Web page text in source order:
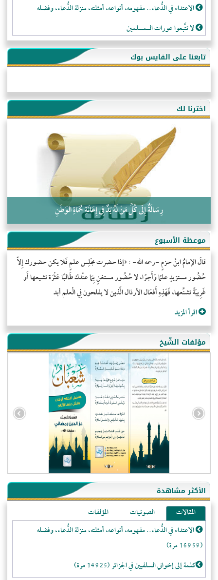
الاعتداء في الدُّعاء.. مفهومه، أنواعه، أمثلته، منزلة الدُّعاء، وفضله
لا تتَّبعوا عورات الـمسلمين
فقه النَّصيحة عند الصَّحابة الكرام رضي الله عنهم
لَا عِزَّةَ إِلَّا بِالإِسْلَامِ
هذه سبيلنا فماذا تنقمون؟!
أُسُـسُ بَـيْـتِ الـمُسْـلِمِ
التَّعْلِيمُ القُرْآنِي
كلمة إلى إخواني السلفيين في الجزائر
تابعنا على الفايس بوك
اخترنا لك
رِسَالَةٌ إِلَى كُلِّ مَنْ لَهُ يَدٌ فِي إِعَانَةِ حُمَاةِ الوَطَنِ
موعظة الأسبوع
قالَ الإمامُ ابنُ حزمٍ -رحمه الله- : «إذا حضرت مجْلِس علمٍ فَلا يكن حضورك إِلاّ
حُضُور مستزيدٍ علمًا وَأَجرًا، لا حُضُور مستغنٍ بِمَا عنْدك طَالبًا عَثْرَة تشيعها أَو
غَرِيبَةً تشنِّعها، فَهَذِهِ أَفعَال الأرذال الَّذين لا يفلحون فِي الْعلم أبد
اقرأ المزيد
مؤلفات الشّيخ
الأكثر مشاهدة
المقالات الصوتيات
المؤلفات
الاعتداء في الدُّعاء.. مفهومه، أنواعه، أمثلته، منزلة الدُّعاء، وفضله
(16959 مرة)
كلمة إلى إخواني السلفيين في الجزائر (14925 مرة)
- الولايات المتحدة (72291)
- فيتنام (21508)
-غير معروف (21164)
- الصين (10604)
- كندا (10257)
- فرنسا (9112)
- روسيا (5504)